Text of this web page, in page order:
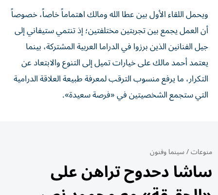
ويحمل اللقاء الأول بين عطا الله ومالك اهتماماً خاصاً، خصوصاً
أن العمل يجمع بين تجربتين مختلفتين؛ إذ تنتمي ستيفاني إلى
جيل الفنانين الذين برزوا في الدراما العربية المشتركة، بينما
يعتمد أحمد مالك على خيارات تميل إلى التنوع والابتعاد عن
التكرار، ما يرفع منسوب الترقب لمعرفة طبيعة العلاقة الدرامية
التي ستجمع الشخصيتين في «فرصة سعيدة».
منوعات/سينما وفنون
ساشا دحدوح تراهن على